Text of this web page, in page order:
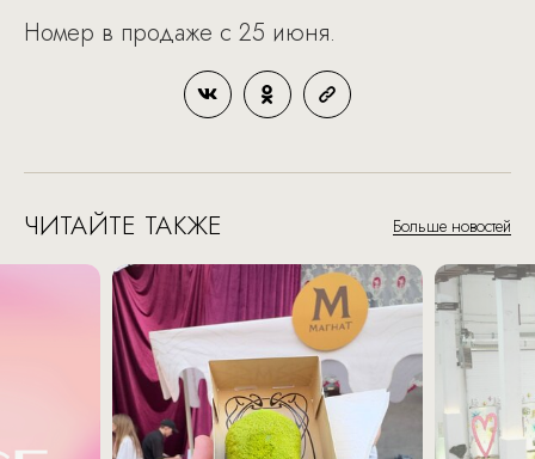
Номер в продаже с 25 июня.
ЧИТАЙТЕ ТАКЖЕ Больше новостей